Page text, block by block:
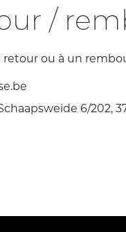
/
ou à un
6/202,